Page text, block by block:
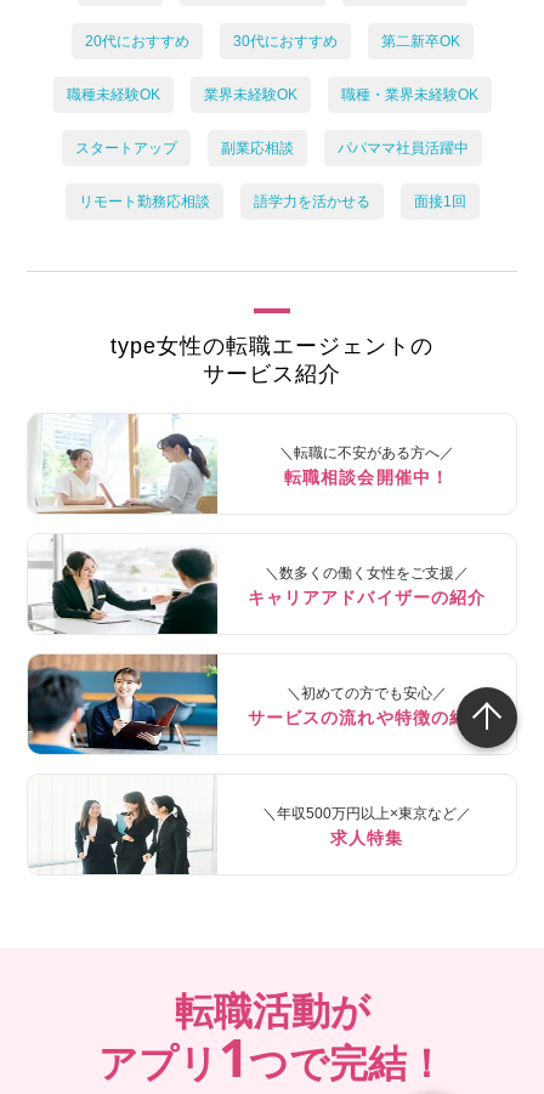
20代におすすめ 30代におすすめ 第二新卒OK
職種未経験OK 業界未経験OK 職種・業界未経験OK
スタートアップ 副業応相談 パパママ社員活躍中
リモート勤務応相談 語学力を活かせる 面接1回
type女性の転職エージェントの
サービス紹介
＼転職に不安がある方へ／
転職相談会開催中！
＼数多くの働く女性をご支援／
キャリアアドバイザーの紹介
＼初めての方でも安心／
サービスの流れや特徴の紹介
＼年収500万円以上×東京など／
求人特集
転職活動が
アプリ 1つで完結！